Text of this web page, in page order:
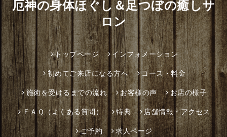
厄神の身体ほぐし＆足つぼの癒しサ
ロン
トップページ インフォメーション
初めてご来店になる方へ コース・料金
施術を受けるまでの流れ お客様の声 お店の様子
ＦＡＱ（よくある質問） 特典 店舗情報・アクセス
ご予約 求人ページ